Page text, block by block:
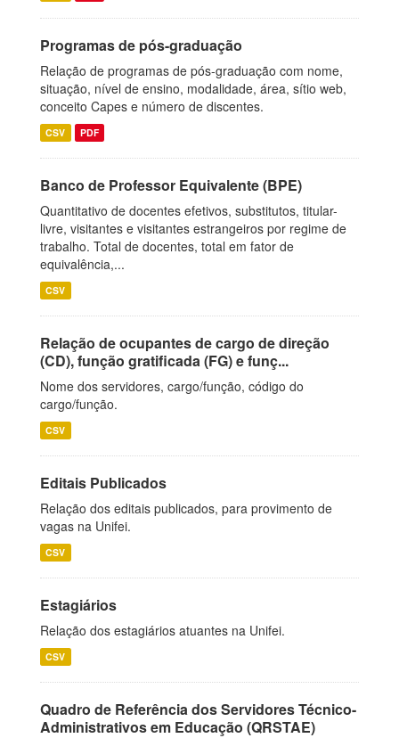
Programas de pós-graduação
Relação de programas de pós-graduação com nome,
situação, nível de ensino, modalidade, área, sítio web,
conceito Capes e número de discentes.
CSV PDF
Banco de Professor Equivalente (BPE)
Quantitativo de docentes efetivos, substitutos, titular-
livre, visitantes e visitantes estrangeiros por regime de
trabalho. Total de docentes, total em fator de
equivalência,...
CSV
Relação de ocupantes de cargo de direção
(CD), função gratificada (FG) e funç...
Nome dos servidores, cargo/função, código do
cargo/função.
CSV
Editais Publicados
Relação dos editais publicados, para provimento de
vagas na Unifei.
CSV
Estagiários
Relação dos estagiários atuantes na Unifei.
CSV
Quadro de Referência dos Servidores Técnico-
Administrativos em Educação (QRSTAE)